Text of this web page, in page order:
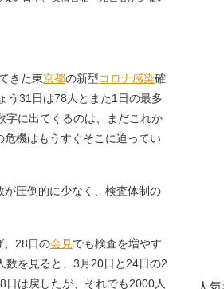
きた東京都の新型コロナ感染確
う31日は78人とまた1日の最多
字に出てくるのは、まだこれか
危機はもうすぐそこに迫ってい
圧倒的に少なく、検査体制の
、28日の会見でも検査を増やす
数を見ると、3月20日と24日の2
は戻したが、それでも2000人